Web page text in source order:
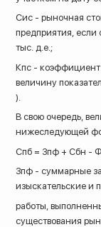
Сис - рыночная
предприятия, если
тыс. д.е.;
Кпс - коэффициент
величину
).
В свою очередь,
нижеследующей
Спб = Зпф +
Зпф - суммарные
изыскательские и
работы,
существования